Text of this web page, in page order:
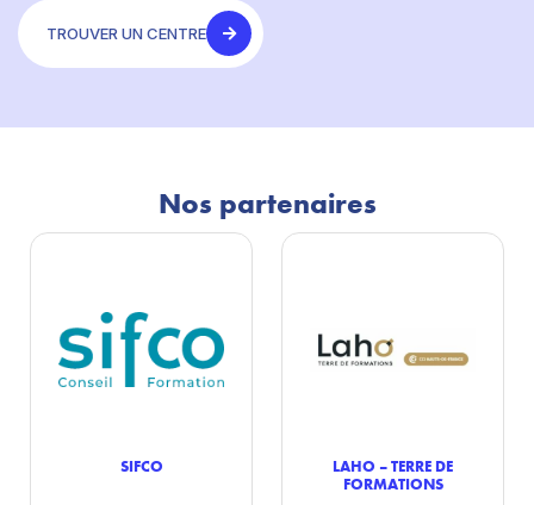
TROUVER UN CENTRE
Nos partenaires
SIFCO
LAHO – TERRE DE
FORMATIONS